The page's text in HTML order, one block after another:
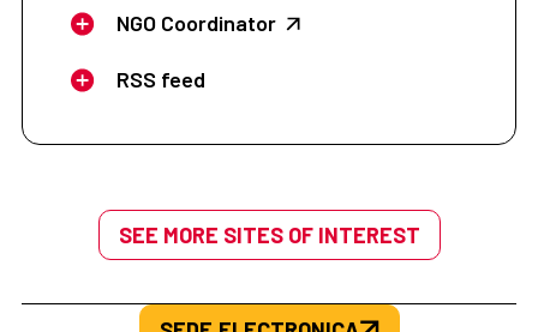
NGO Coordinator
RSS feed
SEE MORE SITES OF INTEREST